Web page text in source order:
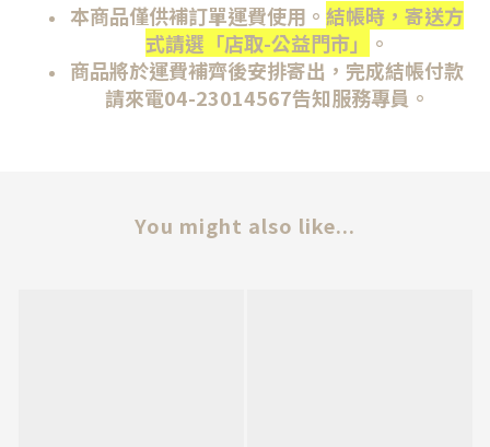
本商品僅供補訂單運費使用。 結帳時，寄送方
式請選 「店取-公益門市」
。
商品將於運費補齊後安排寄出，完成結帳付款
請來電04-23014567告知服務專員。
You might also like...